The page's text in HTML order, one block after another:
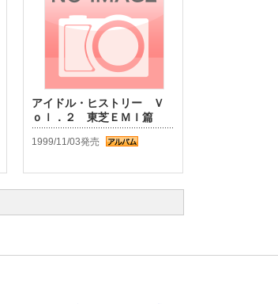
アイドル・ヒストリー Ｖ
ｏｌ．２ 東芝ＥＭＩ篇
1999/11/03発売